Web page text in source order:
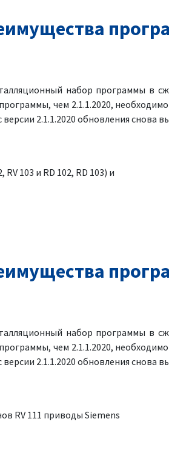
набор программы в
чем 2.1.1.2020,
2.1.1.2020 обновления снова
RV 103 и RD 102, RD 103) и
набор программы в
чем 2.1.1.2020,
2.1.1.2020 обновления снова
RV 111 приводы Siemens